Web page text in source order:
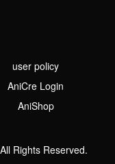
user policy
AniCre Login
AniShop
Rights Reserved.